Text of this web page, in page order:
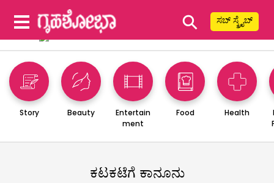
⚲ ಸಬ್ ಸ್ಕ್ರೈಬ್
Story Beauty
Entertain
ment
Food Health
ಕಟಕಟೆಗೆ ಕಾನೂನು